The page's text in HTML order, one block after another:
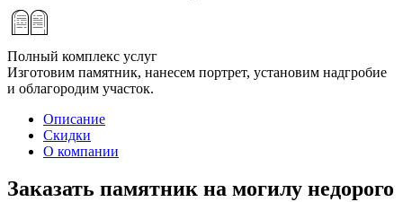
Полный комплекс услуг
Изготовим памятник, нанесем портрет, установим надгробие
и облагородим участок.
Описание
Скидки
О компании
Заказать памятник на могилу недорого